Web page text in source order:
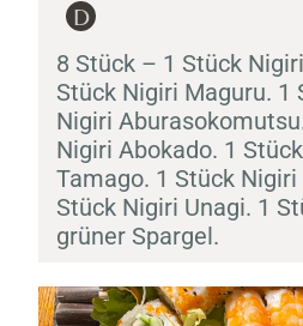
D
8 Stück – 1 Stück Nigiri
Stück Nigiri Maguru. 1
Nigiri Aburasokomutsu
Nigiri Abokado. 1 Stück
Tamago. 1 Stück Nigiri
Stück Nigiri Unagi. 1
grüner Spargel.